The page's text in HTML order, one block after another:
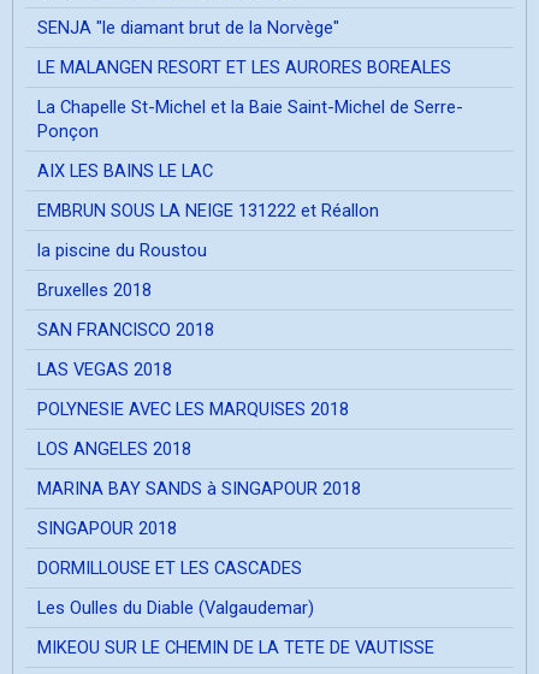
SENJA "le diamant brut de la Norvège"
LE MALANGEN RESORT ET LES AURORES BOREALES
La Chapelle St-Michel et la Baie Saint-Michel de Serre-
Ponçon
AIX LES BAINS LE LAC
EMBRUN SOUS LA NEIGE 131222 et Réallon
la piscine du Roustou
Bruxelles 2018
SAN FRANCISCO 2018
LAS VEGAS 2018
POLYNESIE AVEC LES MARQUISES 2018
LOS ANGELES 2018
MARINA BAY SANDS à SINGAPOUR 2018
SINGAPOUR 2018
DORMILLOUSE ET LES CASCADES
Les Oulles du Diable (Valgaudemar)
MIKEOU SUR LE CHEMIN DE LA TETE DE VAUTISSE